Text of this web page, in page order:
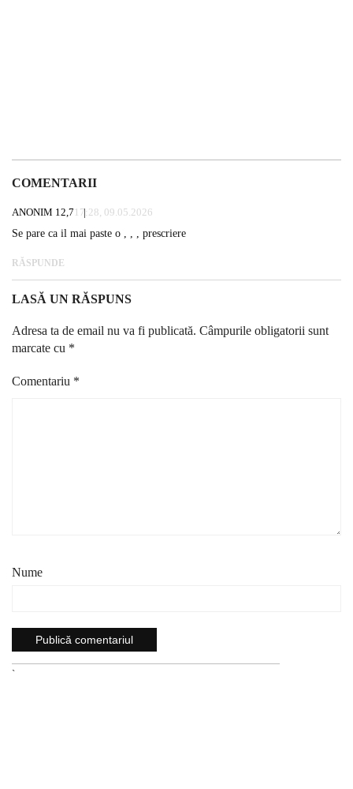
COMENTARII
ANONIM 12,7 17:28, 09.05.2026
Se pare ca il mai paste o , , , prescriere
RĂSPUNDE
LASĂ UN RĂSPUNS
Adresa ta de email nu va fi publicată. Câmpurile obligatorii sunt
marcate cu *
Comentariu *
Nume
`